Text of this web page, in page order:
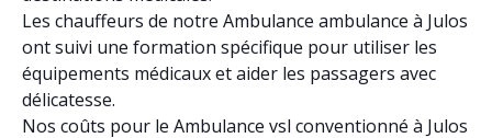
Les chauffeurs de notre Ambulance ambulance à Julos
ont suivi une formation spécifique pour utiliser les
équipements médicaux et aider les passagers avec
délicatesse.
Nos coûts pour le Ambulance vsl conventionné à Julos